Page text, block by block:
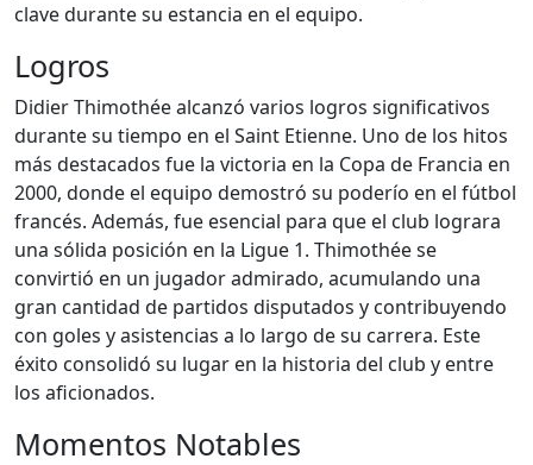
clave durante su estancia en el equipo.
Logros
Didier Thimothée alcanzó varios logros significativos
durante su tiempo en el Saint Etienne. Uno de los hitos
más destacados fue la victoria en la Copa de Francia en
2000, donde el equipo demostró su poderío en el fútbol
francés. Además, fue esencial para que el club lograra
una sólida posición en la Ligue 1. Thimothée se
convirtió en un jugador admirado, acumulando una
gran cantidad de partidos disputados y contribuyendo
con goles y asistencias a lo largo de su carrera. Este
éxito consolidó su lugar en la historia del club y entre
los aficionados.
Momentos Notables